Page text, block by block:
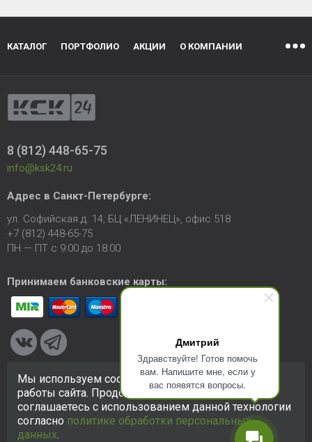
Дмитрий
Здравствуйте! Готов помочь
вам. Напишите мне, если у
вас появятся вопросы.
КАТАЛОГ ПОРТФОЛИО АКЦИИ О КОМПАНИИ
8 (812) 448-65-75
info@ksk24.ru
Адрес в Санкт-Петербурге:
ул. Софийская д. 14, БЦ «ЛЕНИНЕЦ», офис 518
+7 (812) 448-65-75
ПН — ПТ с 9:00 до 18:00
Принимаем банковские карты:
© 2005-2026 ООО «КСК». Сайт https://ksk24.ruсоздан
исключительно в информационных целях и любая информация
на сайте не является публичной офертой.Политика в
отношении персональных данных
Мы используем cookie-файлы для улучшения
работы сайта. Продолжая использовать сайт, вы
соглашаетесь с использованием данной технологии
согласно политике обработки персональных
данных.